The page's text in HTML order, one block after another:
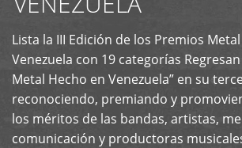
Lista la III Edición de los Premios
Venezuela con 19 categorías
Metal Hecho en Venezuela” en su
reconociendo, premiando y
los méritos de las bandas, artistas,
comunicación y productoras
+